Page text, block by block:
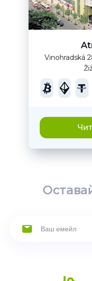
Vinohradská